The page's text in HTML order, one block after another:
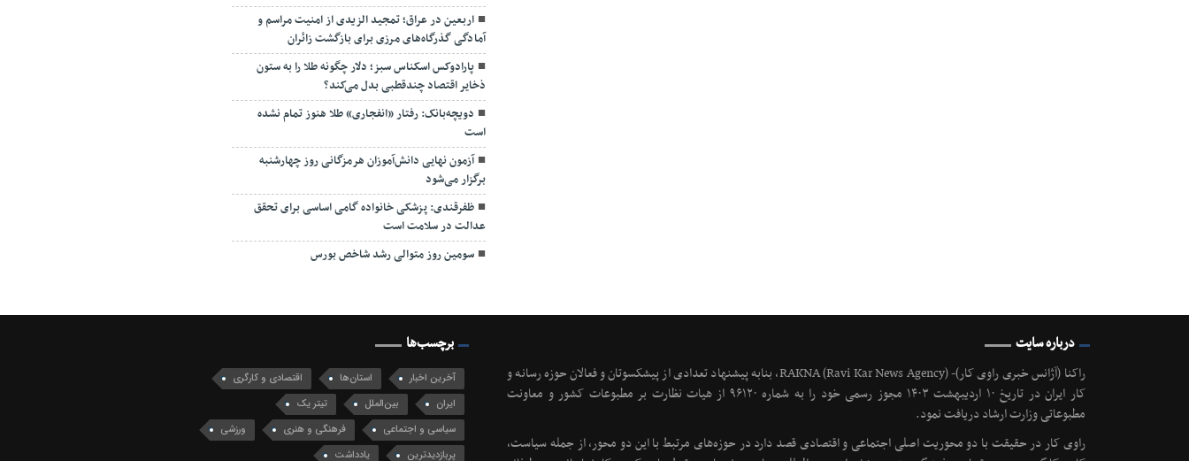
اربعین در عراق؛ تمجید الزیدی از امنیت مراسم و
آمادگی گذرگاه‌های مرزی برای بازگشت زائران
پارادوکس اسکناس سبز؛ دلار چگونه طلا را به ستون
ذخایر اقتصاد چندقطبی بدل می‌کند؟
دویچه‌بانک: رفتار «انفجاری» طلا هنوز تمام نشده
است
آزمون‌ نهایی دانش‌آموزان هرمزگانی روز چهارشنبه
برگزار می‌شود
ظفرقندی: پزشکی خانواده گامی اساسی برای تحقق
عدالت در سلامت است
سومین روز متوالی رشد شاخص بورس
درباره سایت
راکنا (آژانس خبری راوی کار)- RAKNA (Ravi Kar News Agency)، بنابه پیشنهاد تعدادی از پیشکسوتان و فعالان حوزه رسانه و
کار ایران در تاریخ ۱۰ اردیبهشت ۱۴۰۳ مجوز رسمی خود را به شماره ۹۶۱۲۰ از هیات نظارت بر مطبوعات کشور و معاونت
مطبوعاتی وزارت ارشاد دریافت نمود.
راوی کار در حقیقت با دو محوریت اصلی اجتماعی و اقتصادی قصد دارد در حوزه‌های مرتبط با این دو محور، از جمله سیاست،
برچسب‌ها
آخرین اخبار استان‌ها
اقتصادی و کارگری
ایران
بین‌الملل
تیتر یک
سیاسی و اجتماعی
فرهنگی و هنری
ورزشی
پربازدیدترین
یادداشت